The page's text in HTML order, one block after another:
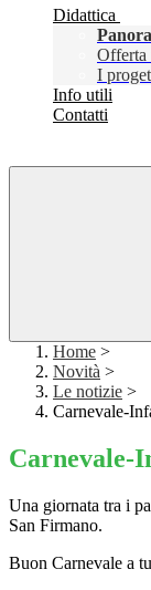
Didattica
Offerta
I
Info utili
Contatti
Home >
Novità >
Le notizie >
Carnevale-
Carnevale-
Una giornata tra i
San Firmano.
Buon Carnevale a